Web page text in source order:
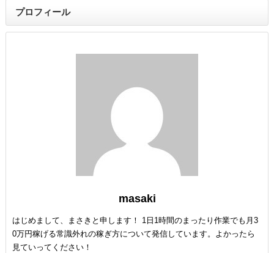
プロフィール
masaki
はじめまして、まさきと申します！ 1日1時間のまったり作業でも月3
0万円稼げる常識外れの稼ぎ方について発信しています。よかったら
見ていってください！